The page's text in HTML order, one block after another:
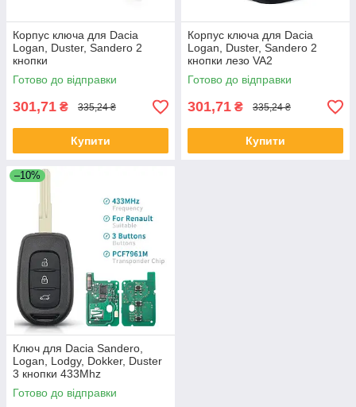
Корпус ключа для Dacia
Logan, Duster, Sandero 2
кнопки
Готово до відправки
301,71 ₴ 335,24 ₴
Купити
Корпус ключа для Dacia
Logan, Duster, Sandero 2
кнопки лезо VA2
Готово до відправки
301,71 ₴ 335,24 ₴
Купити
–10%
Ключ для Dacia Sandero,
Logan, Lodgy, Dokker, Duster
3 кнопки 433Mhz
Готово до відправки